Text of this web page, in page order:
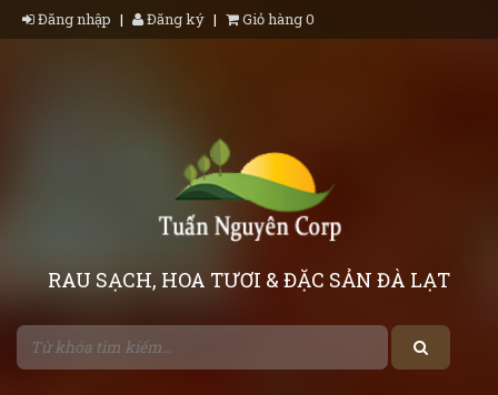
Đăng nhập | Đăng ký | Giỏ hàng 0
RAU SẠCH, HOA TƯƠI & ĐẶC SẢN ĐÀ LẠT